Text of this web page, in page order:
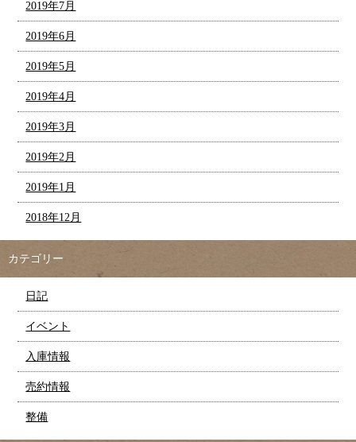
2019年7月
2019年6月
2019年5月
2019年4月
2019年3月
2019年2月
2019年1月
2018年12月
カテゴリー
日記
イベント
入庫情報
売約情報
整備